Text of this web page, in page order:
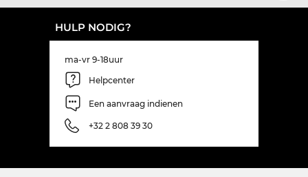
HULP NODIG?
ma-vr 9-18uur
Helpcenter
Een aanvraag indienen
+32 2 808 39 30